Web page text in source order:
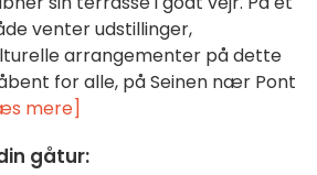
venter udstillinger,
arrangementer på dette
for alle, på Seinen nær Pont
mere]
gåtur: